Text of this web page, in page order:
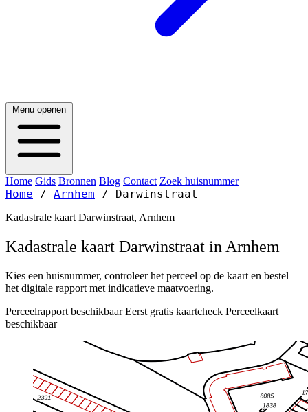
Menu openen
Home Gids Bronnen Blog Contact Zoek huisnummer
Home / Arnhem / Darwinstraat
Kadastrale kaart Darwinstraat, Arnhem
Kadastrale kaart Darwinstraat in Arnhem
Kies een huisnummer, controleer het perceel op de kaart en bestel
het digitale rapport met indicatieve maatvoering.
Perceelrapport beschikbaar Eerst gratis kaartcheck Perceelkaart
beschikbaar